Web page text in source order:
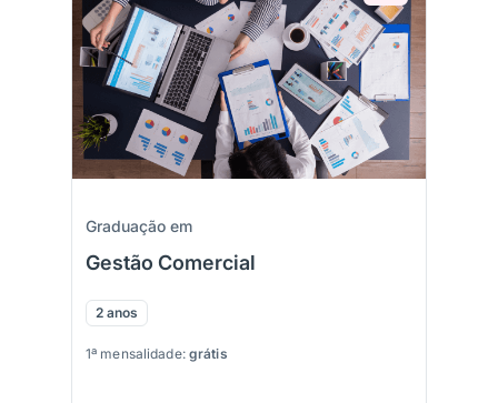
Graduação em
Gestão Comercial
2 anos
1ª mensalidade: grátis